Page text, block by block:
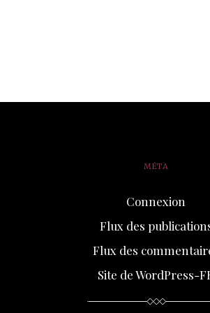
MÉTA
Connexion
Flux des
Flux des
Site de WordPress-